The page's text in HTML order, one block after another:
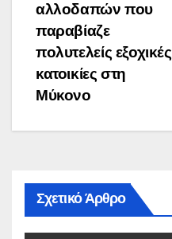
αλλοδαπών που
παραβίαζε
πολυτελείς εξοχικές
κατοικίες στη
Μύκονο
Σχετικό Άρθρο